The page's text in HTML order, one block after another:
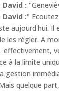
David :
David :"
aujourd'hui. Il
les régler. A
effectivement,
à la limite
gestion
quelque